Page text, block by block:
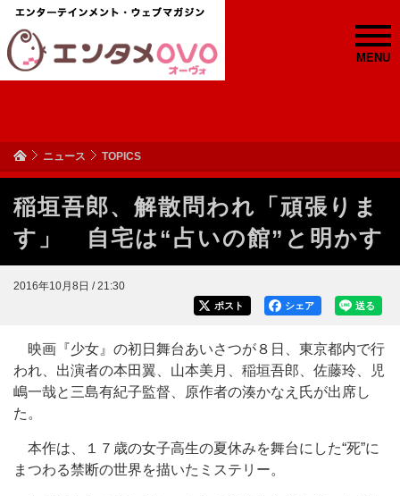
MENU
ニュース TOPICS
稲垣吾郎、解散問われ「頑張りま
す」 自宅は“占いの館”と明かす
2016年10月8日 / 21:30
送る
シェア
ポスト
映画『少女』の初日舞台あいさつが８日、東京都内で行
われ、出演者の本田翼、山本美月、稲垣吾郎、佐藤玲、児
嶋一哉と三島有紀子監督、原作者の湊かなえ氏が出席し
た。
本作は、１７歳の女子高生の夏休みを舞台にした“死”に
まつわる禁断の世界を描いたミステリー。